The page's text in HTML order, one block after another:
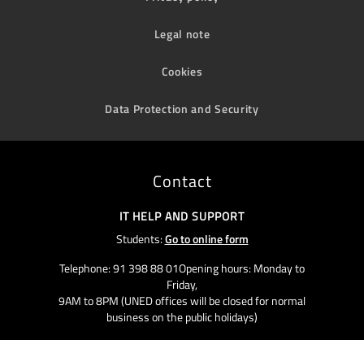
Legal note
Cookies
Data Protection and Security
Contact
IT HELP AND SUPPORT
Students:Go to online form
Telephone: 91 398 88 01Opening hours: Monday to
Friday,
9AM to 8PM (UNED offices will be closed for normal
business on the public holidays)